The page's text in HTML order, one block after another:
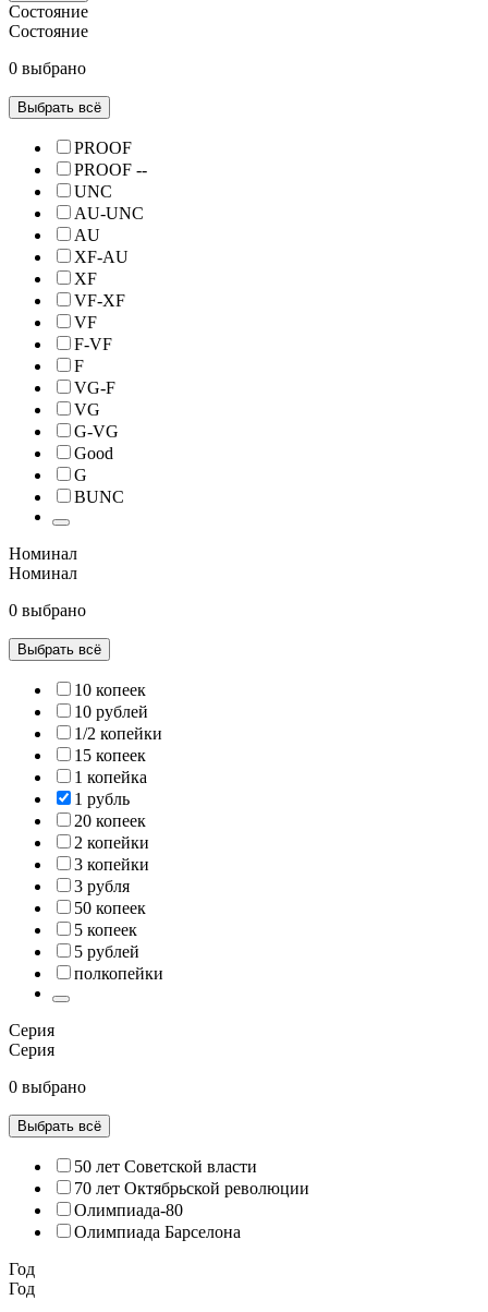
Состояние
Состояние
0 выбрано
Выбрать всё
PROOF
PROOF --
UNC
AU-UNC
AU
XF-AU
XF
VF-XF
VF
F-VF
F
VG-F
VG
G-VG
Good
G
BUNC
Номинал
Номинал
0 выбрано
Выбрать всё
10 копеек
10 рублей
1/2 копейки
15 копеек
1 копейка
1 рубль
20 копеек
2 копейки
3 копейки
3 рубля
50 копеек
5 копеек
5 рублей
полкопейки
Серия
Серия
0 выбрано
Выбрать всё
50 лет Советской власти
70 лет Октябрьской революции
Олимпиада-80
Олимпиада Барселона
Год
Год